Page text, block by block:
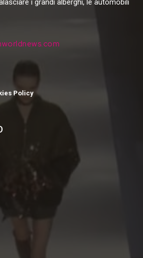
i grandi alberghi, le automobili
Policy